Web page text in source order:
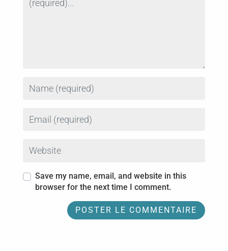
Save my name, email, and website in this
browser for the next time I comment.